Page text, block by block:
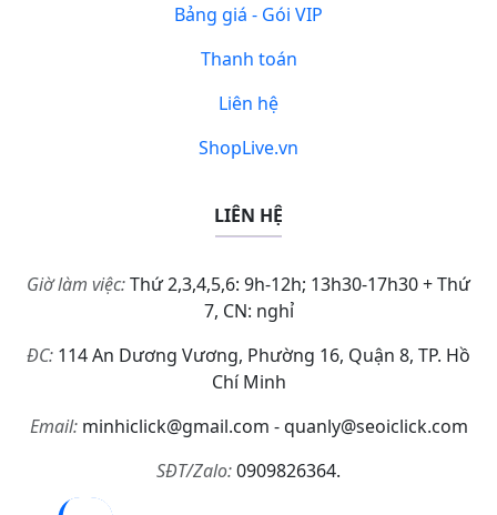
Bảng giá - Gói VIP
Thanh toán
Liên hệ
ShopLive.vn
LIÊN HỆ
Giờ làm việc:Thứ 2,3,4,5,6: 9h-12h; 13h30-17h30 + Thứ
7, CN: nghỉ
ĐC: 114 An Dương Vương, Phường 16, Quận 8, TP. Hồ
Chí Minh
Email:minhiclick@gmail.com - quanly@seoiclick.com
SĐT/Zalo:0909826364.